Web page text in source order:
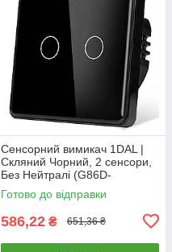
Сенсорний вимикач 1DAL |
Скляний Чорний, 2 сенсори,
Без Нейтралі (G86D-
SW2G.SL.BL)
Готово до відправки
586,22 ₴ 651,36 ₴